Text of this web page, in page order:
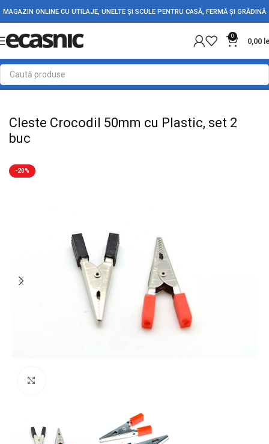
MAGAZIN ONLINE CU UTILAJE, UNELTE ȘI SCULE PENTRU CASĂ, FERMĂ ȘI GRĂDINĂ
0
0,00
Prima pagină Accesorii Auto Diverse Auto
Cleste Crocodil 50mm cu Plastic, set 2
buc
-20%